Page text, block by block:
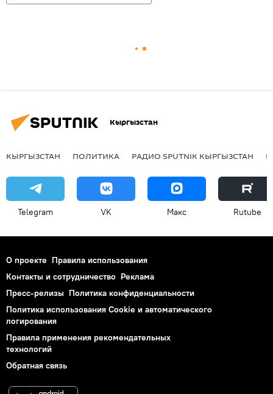
Кыргызстан
КЫРГЫЗСТАН ПОЛИТИКА РАДИО SPUTNIK КЫРГЫЗСТАН
Telegram VK Макс Rutube
О проекте Правила использования
Контакты и сотрудничество Реклама
Пресс-релизы Политика конфиденциальности
Политика использования Cookie и автоматического
логирования
Правила применения рекомендательных
технологий
Обратная связь